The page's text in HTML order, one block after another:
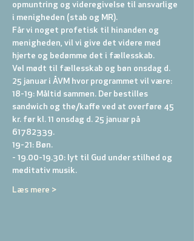
opmuntring og videregivelse til ansvarlige
i menigheden (stab og MR).
Får vi noget profetisk til hinanden og
menigheden, vil vi give det videre med
hjerte og bedømme det i fællesskab.
Vel mødt til fællesskab og bøn onsdag d.
25 januar i ÅVM hvor programmet vil være:
18-19: Måltid sammen. Der bestilles
sandwich og the/kaffe ved at overføre 45
kr. før kl. 11 onsdag d. 25 januar på
61782339.
19-21: Bøn.
- 19.00-19.30: lyt til Gud under stilhed og
meditativ musik.
Læs mere >